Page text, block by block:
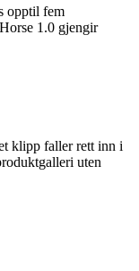
opptil fem
1.0 gjengir
klipp faller rett inn i
uten